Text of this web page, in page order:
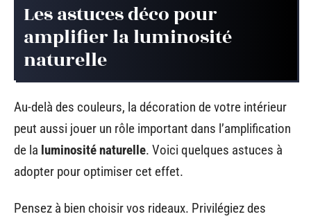
Les astuces déco pour
amplifier la luminosité
naturelle
Au-delà des couleurs, la décoration de votre intérieur
peut aussi jouer un rôle important dans l’amplification
de la luminosité naturelle. Voici quelques astuces à
adopter pour optimiser cet effet.
Pensez à bien choisir vos rideaux. Privilégiez des